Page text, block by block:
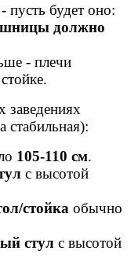
пусть будет оно:
должно
- плечи
заведениях
стабильная):
105-110 см.
с высотой
стойка обычно
стул с высотой